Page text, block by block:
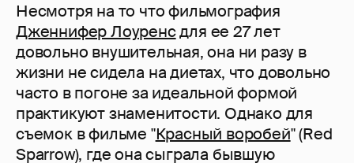
Несмотря на то что фильмография
Дженнифер Лоуренсдля ее 27 лет
довольно внушительная, она ни разу в
жизни не сидела на диетах, что довольно
часто в погоне за идеальной формой
практикуют знаменитости. Однако для
съемок в фильме "Красный воробей" (Red
Sparrow), где она сыграла бывшую